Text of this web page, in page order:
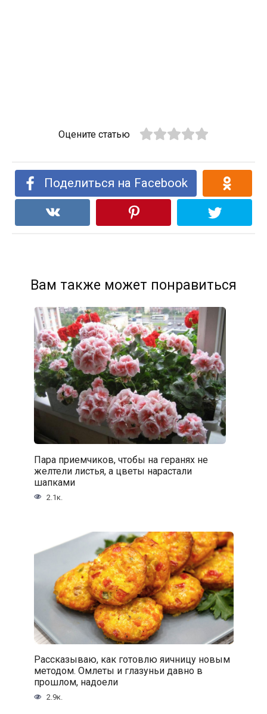
Оцените статью
Поделиться на Facebook
Вам также может понравиться
Пара приемчиков, чтобы на геранях не
желтели листья, а цветы нарастали
шапками
2.1к.
Рассказываю, как готовлю яичницу новым
методом. Омлеты и глазуньи давно в
прошлом, надоели
2.9к.